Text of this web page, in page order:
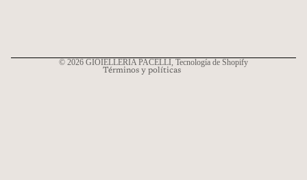
© 2026 GIOIELLERIA PACELLI, Tecnología de Shopify
Términos y políticas